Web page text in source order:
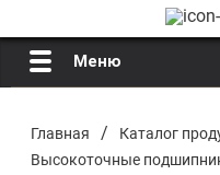
Меню
О компании
Главная / Каталог
Высокоточные